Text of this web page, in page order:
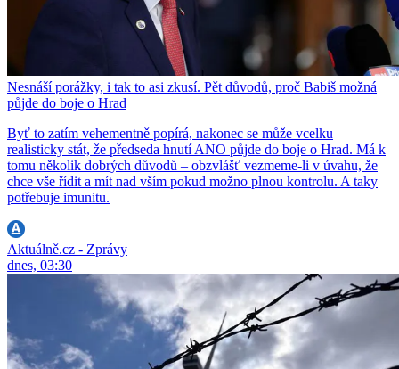
Nesnáší porážky, i tak to asi zkusí. Pět důvodů, proč Babiš možná
půjde do boje o Hrad
Byť to zatím vehementně popírá, nakonec se může vcelku
realisticky stát, že předseda hnutí ANO půjde do boje o Hrad. Má k
tomu několik dobrých důvodů – obzvlášť vezmeme-li v úvahu, že
chce vše řídit a mít nad vším pokud možno plnou kontrolu. A taky
potřebuje imunitu.
Aktuálně.cz - Zprávy
dnes, 03:30